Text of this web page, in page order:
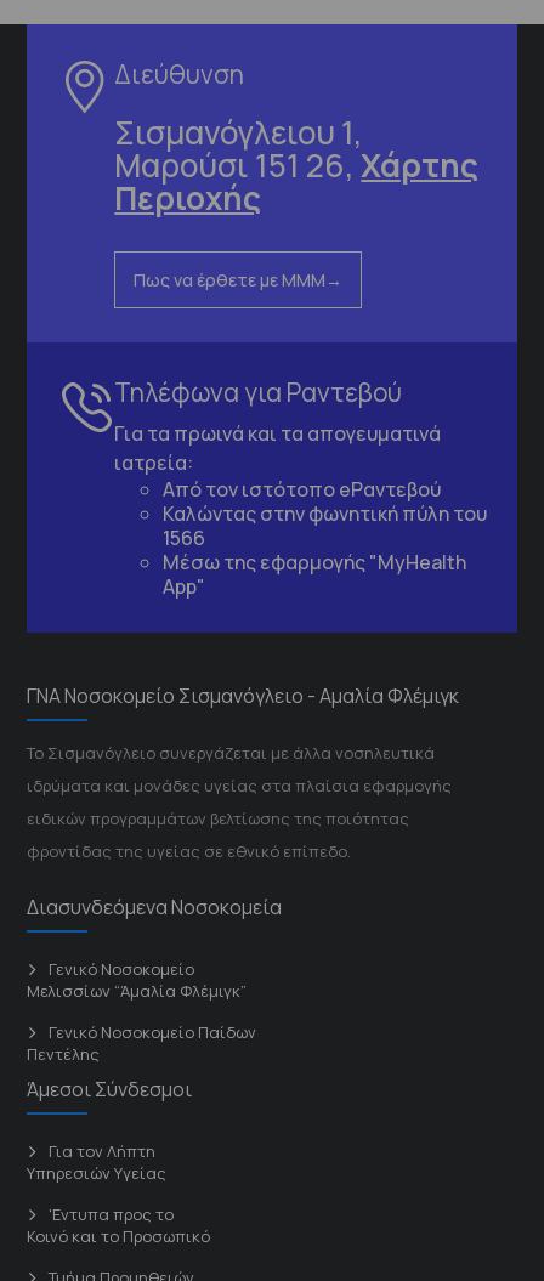
Διεύθυνση
Σισμανόγλειου 1,
Μαρούσι 151 26,Χάρτης
Περιοχής
Πως να έρθετε με ΜΜΜ
Τηλέφωνα για Ραντεβού
Για τα πρωινά και τα απογευματινά
ιατρεία:
Από τον ιστότοποeΡαντεβού
Καλώντας στην φωνητική πύλη του
1566
Μέσω της εφαρμογής "MyHealth
App"
ΓΝΑ Νοσοκομείο Σισμανόγλειο - Αμαλία Φλέμιγκ
Το Σισμανόγλειο συνεργάζεται με άλλα νοσηλευτικά
ιδρύματα και μονάδες υγείας στα πλαίσια εφαρμογής
ειδικών προγραμμάτων βελτίωσης της ποιότητας
φροντίδας της υγείας σε εθνικό επίπεδο.
Διασυνδεόμενα Νοσοκομεία
Γενικό Νοσοκομείο
Μελισσίων “Άμαλία Φλέμιγκ”
Γενικό Νοσοκομείο Παίδων
Πεντέλης
Άμεσοι Σύνδεσμοι
Για τον Λήπτη
Υπηρεσιών Υγείας
'Εντυπα προς το
Κοινό και το Προσωπικό